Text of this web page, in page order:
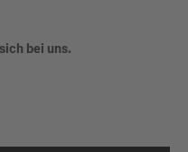
bei uns.